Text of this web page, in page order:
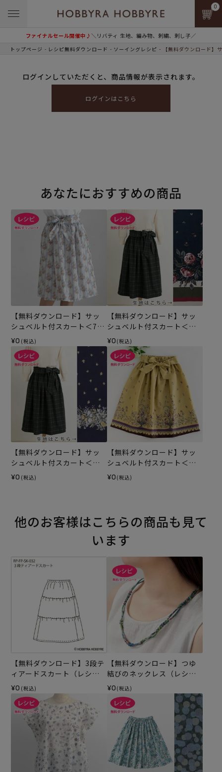
ファイナルセール開催中♪＼リバティ 生地、編み物、刺繍、刺し子／
0
トップページ レシピ無料ダウンロード ソーイングレシピ 【無料ダウンロード】
ログインしていただくと、商品情報が表示されます。
ログインはこちら
あなたにおすすめの商品
【無料ダウンロード】サッ
シュベルト付スカート＜70c
m＞ （レシピ）
¥0 (税込)
【無料ダウンロード】サッ
シュベルト付スカート＜フ
ランセィズ ボーディユー・
ド・ローズ 70cm＞（レシ
ピ）
¥0 (税込)
【無料ダウンロード】サッ
シュベルト付スカート＜フ
ランセィズ ゲルランド 70c
m＞（レシピ）
¥0 (税込)
【無料ダウンロード】サッ
シュベルト付スカート＜
レ・クルール・フランセィ
ズ ジャルデニエ 70cm＞
¥0 (税込)
他のお客様はこちらの商品も見て
います
【無料ダウンロード】3段テ
ィアードスカート（レシ
ピ）
¥0 (税込)
【無料ダウンロード】つゆ
結びのネックレス（レシ
ピ）
¥0 (税込)